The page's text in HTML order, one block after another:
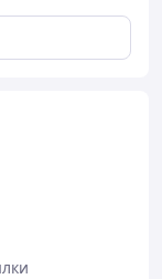
веса и
что ваш зонт
Вы
в саду, на
и не
ее без